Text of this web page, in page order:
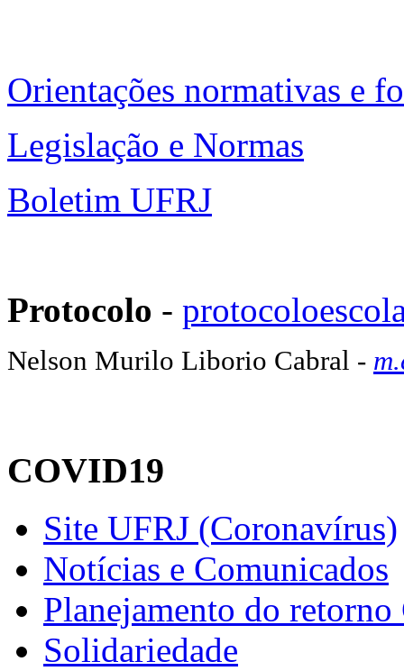
Orientações normativas e
Legislação e Normas
Boletim UFRJ
Protocolo -
Nelson Murilo Liborio Cabral -
COVID19
Site UFRJ (Coronavírus)
Notícias e Comunicados
Planejamento do retorno
Solidariedade